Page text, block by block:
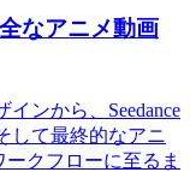
なアニメ動画
ンから、Seedance
して最終的なアニ
クフローに至るま